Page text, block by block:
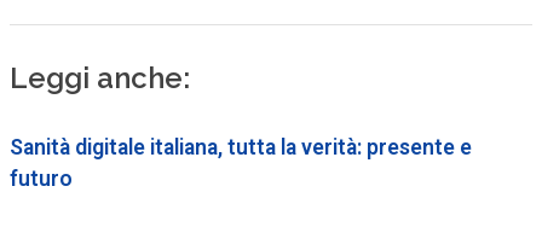
Leggi anche:
Sanità digitale italiana, tutta la verità: presente e
futuro